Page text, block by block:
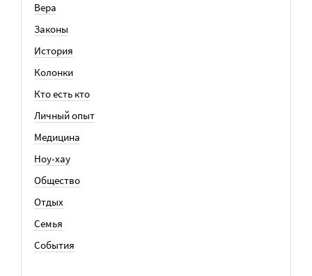
Вера
Законы
История
Колонки
Кто есть кто
Личный опыт
Медицина
Ноу-хау
Общество
Отдых
Семья
События